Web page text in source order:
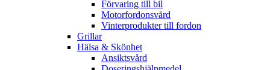
Förvaring till bil
Motorfordonsvård
Vinterprodukter till fordon
Grillar
Hälsa & Skönhet
Ansiktsvård